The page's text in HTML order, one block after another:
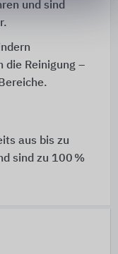
und sind
die Reinigung –
aus bis zu
sind zu 100 %